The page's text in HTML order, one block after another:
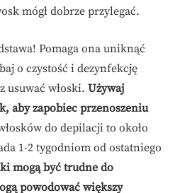
mógł dobrze przylegać.
Pomaga ona uniknąć
o czystość i dezynfekcję
usuwać włoski. Używaj
aby zapobiec przenoszeniu
do depilacji to około
1-2 tygodniom od ostatniego
mogą być trudne do
powodować większy